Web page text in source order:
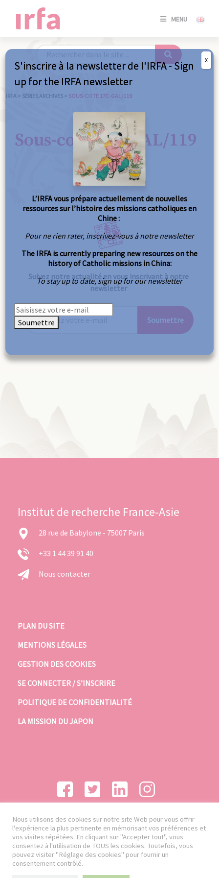
MENU
SE
IRFA > SÉRIES ARCHIVES > SOUS-COTE 17C-GAL/119
Sous-cote 17C-GAL/119
Suivez notre actualité en vous inscrivant à notre
newsletter
Soumettre
Institut de recherche France-Asie
28 rue de Babylone - 75007 Paris
+33 1 44 39 91 40
Nous contacter
PLAN DU SITE
MENTIONS LÉGALES
GESTION DES COOKIES
SE CONNECTER / S’INSCRIRE
POLITIQUE DE CONFIDENTIALITÉ
LA MISSION DU JAPON
Nous utilisons des cookies sur notre site Web pour vous offrir
l'expérience la plus pertinente en mémorisant vos préférences et
vos visites répétées. En cliquant sur "Accepter tout", vous
consentez à l'utilisation de TOUS les cookies. Toutefois, vous
pouvez visiter "Réglage des cookies" pour fournir un
consentement contrôlé.
S'inscrire à la newsletter de l'IRFA - Sign
up for the IRFA newsletter
L’IRFA vous prépare actuellement de nouvelles
ressources sur l’histoire des missions catholiques en
Chine :
Pour ne rien rater, inscrivez-vous à notre newsletter
The IRFA is currently preparing new resources on the
history of Catholic missions in China:
To stay up to date, sign up for our newsletter
Soumettre
X